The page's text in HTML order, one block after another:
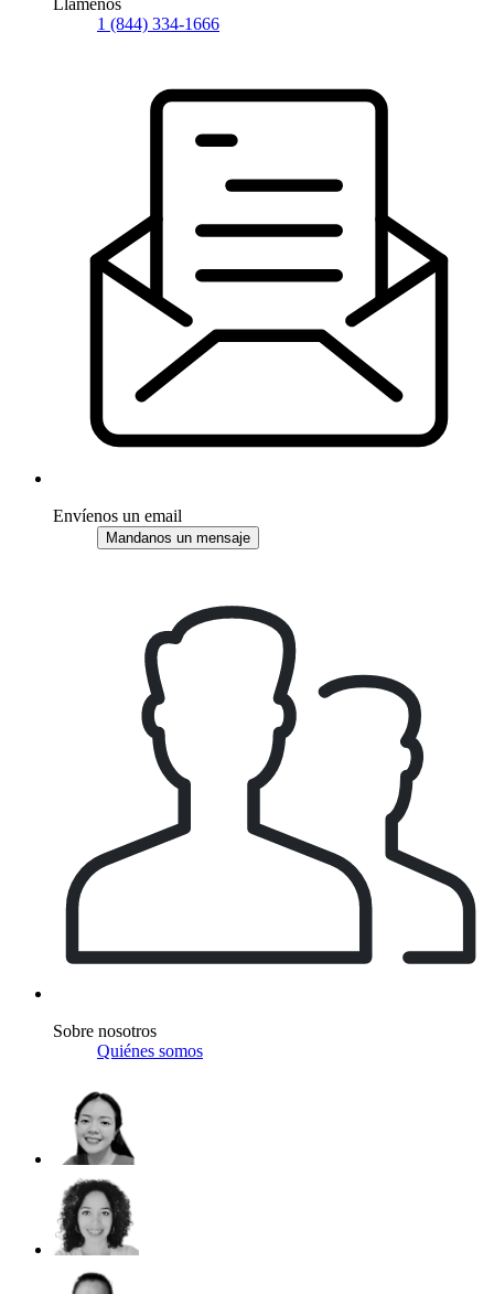
Llámenos
1 (844) 334-1666
Envíenos un email
Mandanos un mensaje
Sobre nosotros
Quiénes somos